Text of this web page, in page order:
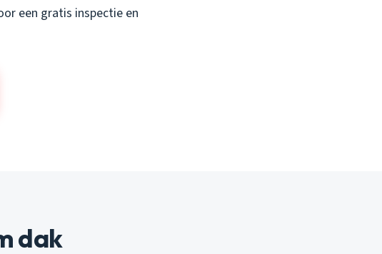
een gratis inspectie en
dak